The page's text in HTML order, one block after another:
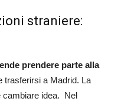
straniere:
prendere parte alla
trasferirsi a Madrid. La
cambiare idea. Nel